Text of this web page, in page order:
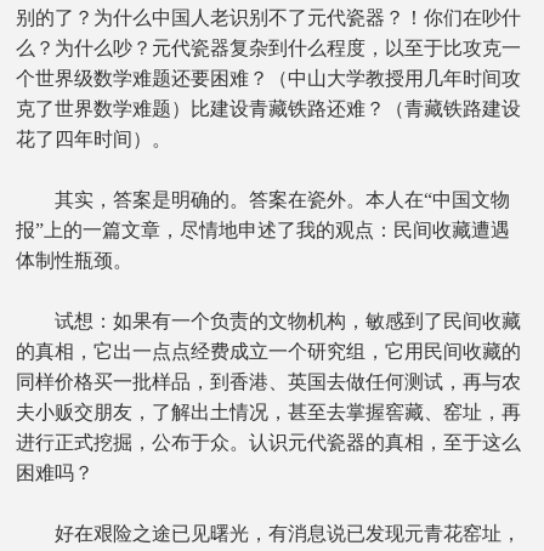
别的了？为什么中国人老识别不了元代瓷器？！你们在吵什
么？为什么吵？元代瓷器复杂到什么程度，以至于比攻克一
个世界级数学难题还要困难？（中山大学教授用几年时间攻
克了世界数学难题）比建设青藏铁路还难？（青藏铁路建设
花了四年时间）。
其实，答案是明确的。答案在瓷外。本人在“中国文物
报”上的一篇文章，尽情地申述了我的观点：民间收藏遭遇
体制性瓶颈。
试想：如果有一个负责的文物机构，敏感到了民间收藏
的真相，它出一点点经费成立一个研究组，它用民间收藏的
同样价格买一批样品，到香港、英国去做任何测试，再与农
夫小贩交朋友，了解出土情况，甚至去掌握窖藏、窑址，再
进行正式挖掘，公布于众。认识元代瓷器的真相，至于这么
困难吗？
好在艰险之途已见曙光，有消息说已发现元青花窑址，